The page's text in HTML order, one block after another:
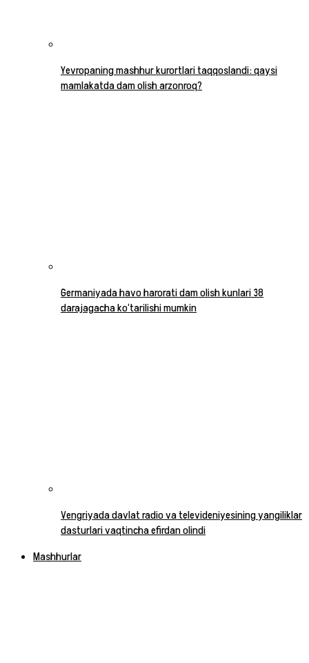
Yevropaning mashhur kurortlari taqqoslandi: qaysi
mamlakatda dam olish arzonroq?
Germaniyada havo harorati dam olish kunlari 38
darajagacha ko‘tarilishi mumkin
Vengriyada davlat radio va televideniyesining yangiliklar
dasturlari vaqtincha efirdan olindi
Mashhurlar